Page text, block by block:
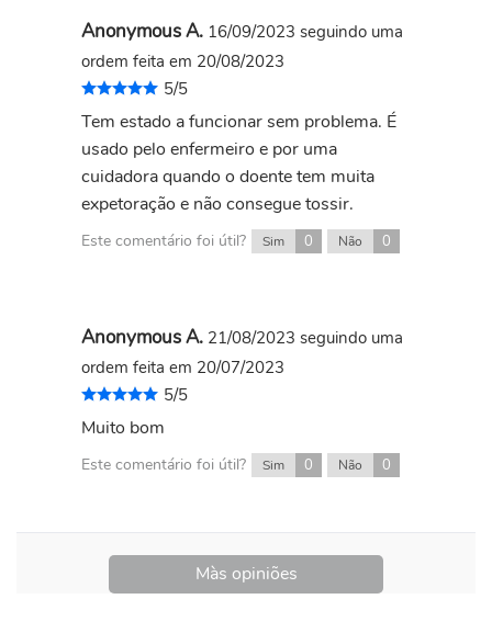
Anonymous A. 16/09/2023 seguindo uma
ordem feita em 20/08/2023
5/5
Tem estado a funcionar sem problema. É
usado pelo enfermeiro e por uma
cuidadora quando o doente tem muita
expetoração e não consegue tossir.
Este comentário foi útil? Sim 0 Não 0
Anonymous A. 21/08/2023 seguindo uma
ordem feita em 20/07/2023
5/5
Muito bom
Este comentário foi útil? Sim 0 Não 0
Màs opiniões